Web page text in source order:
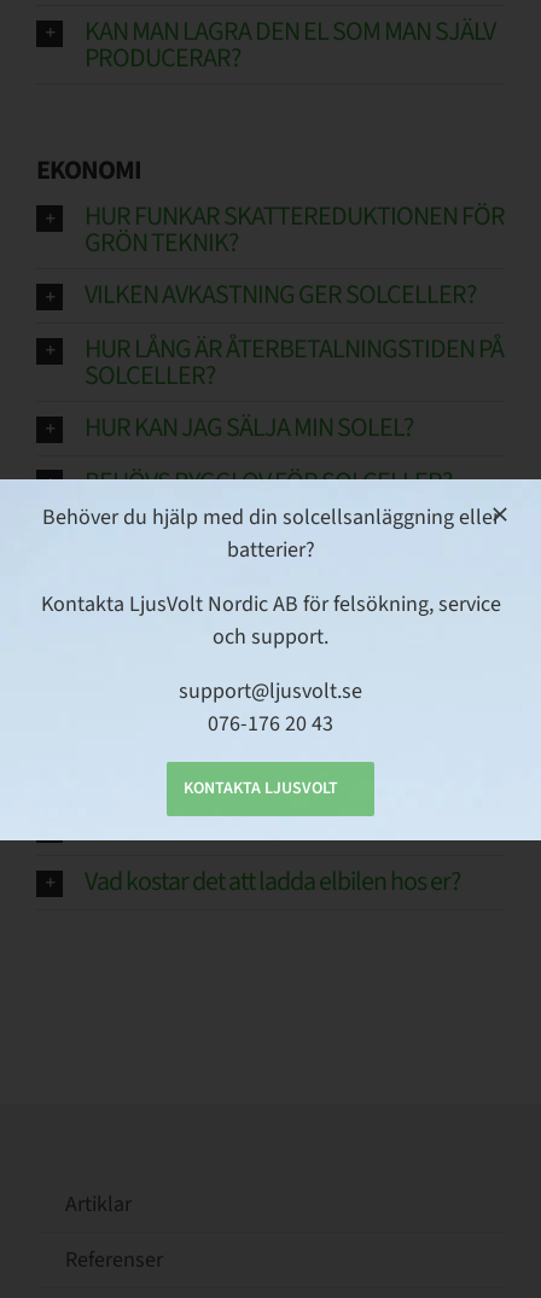
KAN MAN LAGRA DEN EL SOM MAN SJÄLV
PRODUCERAR?
EKONOMI
HUR FUNKAR SKATTEREDUKTIONEN FÖR
GRÖN TEKNIK?
VILKEN AVKASTNING GER SOLCELLER?
HUR LÅNG ÄR ÅTERBETALNINGSTIDEN PÅ
SOLCELLER?
HUR KAN JAG SÄLJA MIN SOLEL?
BEHÖVS BYGGLOV FÖR SOLCELLER?
INSTALLATION
FINNS DET MÖJLIGHET ATT FÖLJA SIN
Kan man ladda sin elbil hos er?
Vad kostar det att ladda elbilen hos er?
Artiklar
Referenser
Behöver du hjälp med din solcellsanläggning eller
batterier?
Kontakta LjusVolt Nordic AB för felsökning, service
och support.
support@ljusvolt.se
076-176 20 43
KONTAKTA LJUSVOLT